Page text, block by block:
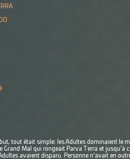
tout était simple: les Adultes dominaient le
Mal qui rongeait Parva Terra et jusqu’à
avaient disparu. Personne n'avait en